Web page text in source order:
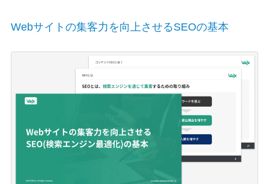
Webサイトの集客力を向上させるSEOの基本